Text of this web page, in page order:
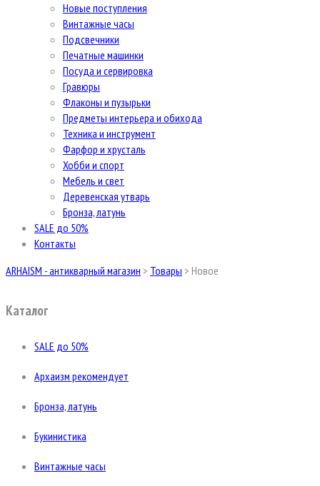
Новые поступления
Винтажные часы
Подсвечники
Печатные машинки
Посуда и сервировка
Гравюры
Флаконы и пузырьки
Предметы интерьера и обихода
Техника и инструмент
Фарфор и хрусталь
Хобби и спорт
Мебель и свет
Деревенская утварь
Бронза, латунь
SALE до 50%
Контакты
ARHAISM - антикварный магазин > Товары > Новое
Каталог
SALE до 50%
Архаизм рекомендует
Бронза, латунь
Букинистика
Винтажные часы